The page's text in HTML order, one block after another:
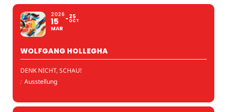
2026
15
MAR
25
OCT
WOLFGANG HOLLEGHA
DENK NICHT, SCHAU!
: Ausstellung